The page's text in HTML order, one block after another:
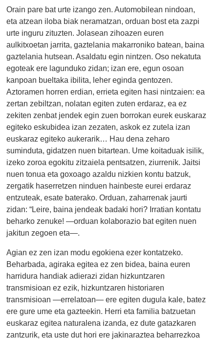
Orain pare bat urte izango zen. Automobilean nindoan,
eta atzean iloba biak neramatzan, orduan bost eta zazpi
urte inguru zituzten. Jolasean zihoazen euren
aulkitxoetan jarrita, gaztelania makarroniko batean, baina
gaztelania hutsean. Asaldatu egin nintzen. Oso nekatuta
egoteak ere lagunduko zidan; izan ere, egun osoan
kanpoan bueltaka ibilita, leher eginda gentozen.
Aztoramen horren erdian, errieta egiten hasi nintzaien: ea
zertan zebiltzan, nolatan egiten zuten erdaraz, ea ez
zekiten zenbat jendek egin zuen borrokan eurek euskaraz
egiteko eskubidea izan zezaten, askok ez zutela izan
euskaraz egiteko aukerarik… Hau dena zeharo
suminduta, gidatzen nuen bitartean. Ume koitaduak isilik,
izeko zoroa egokitu zitzaiela pentsatzen, ziurrenik. Jaitsi
nuen tonua eta goxoago azaldu nizkien kontu batzuk,
zergatik haserretzen ninduen hainbeste eurei erdaraz
entzuteak, esate baterako. Orduan, zaharrenak jaurti
zidan: “Leire, baina jendeak badaki hori? Irratian kontatu
beharko zenuke! —orduan kolaborazio bat egiten nuen
jakitun zegoen eta—.
Agian ez zen izan modu egokiena ezer kontatzeko.
Beharbada, agiraka egitea ez zen bidea, baina euren
harridura handiak adierazi zidan hizkuntzaren
transmisioan ez ezik, hizkuntzaren historiaren
transmisioan —errelatoan— ere egiten dugula kale, batez
ere gure ume eta gazteekin. Herri eta familia batzuetan
euskaraz egitea naturalena izanda, ez dute gatazkaren
zantzurik, eta uste dut hori ere jakinaraztea beharrezkoa